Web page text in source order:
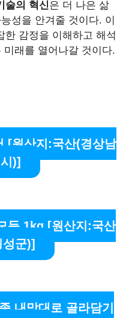
술의 혁신은 더 나은 삶
성을 안겨줄 것이다. 이
한 감정을 이해하고 해석
래를 열어나갈 것이다.
[원산지:국산(경상남
)]
듬 1kg [원산지:국산
성군)]
내맘대로 골라담기